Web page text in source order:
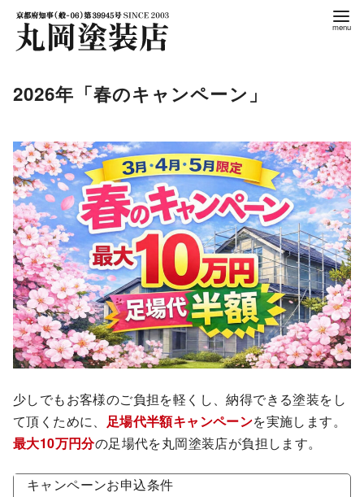
2026年「春のキャンペーン」
少しでもお客様のご負担を軽くし、納得できる塗装をし
て頂くために、 足場代半額キャンペーンを実施します。
最大10万円分の足場代を丸岡塗装店が負担します。
キャンペーンお申込条件